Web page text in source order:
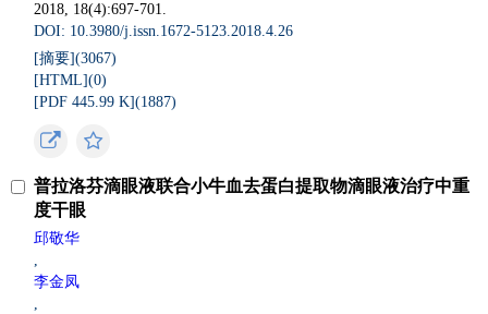
2018, 18(4):697-701.
DOI: 10.3980/j.issn.1672-5123.2018.4.26
[摘要](3067)
[HTML](0)
[PDF 445.99 K](1887)
普拉洛芬滴眼液联合小牛血去蛋白提取物滴眼液治疗中重
度干眼
邱敬华
,
李金凤
,